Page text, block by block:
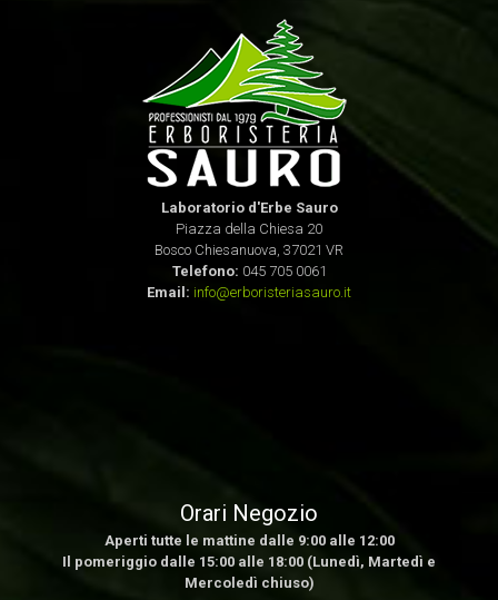
Laboratorio d'Erbe Sauro
Piazza della Chiesa 20
Bosco Chiesanuova, 37021 VR
Telefono: 045 705 0061
Email: info@erboristeriasauro.it
Orari Negozio
Aperti tutte le mattine dalle 9:00 alle 12:00
Il pomeriggio dalle 15:00 alle 18:00 (Lunedì, Martedì e
Mercoledì chiuso)